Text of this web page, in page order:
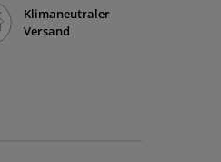
Klimaneutraler
Versand